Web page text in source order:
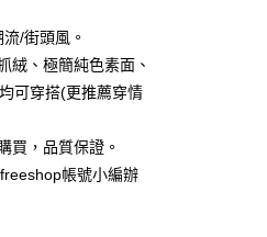
/街頭風。
絨、極簡純色素面、
可穿搭(更推薦穿情
買，品質保證。
帳號小編辦